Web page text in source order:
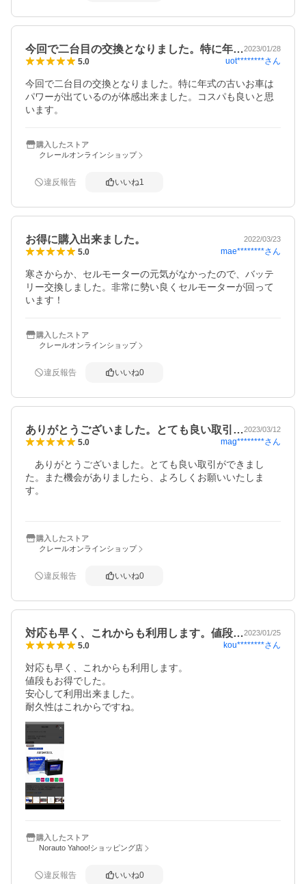
今回で二台目の交換となりました。特に年…2023/01/28
5.0 uot********さん
今回で二台目の交換となりました。特に年式の古いお車は
パワーが出ているのが体感出来ました。コスパも良いと思
います。
購入したストア
クレールオンラインショップ
違反報告 いいね1
お得に購入出来ました。 2022/03/23
5.0 mae********さん
寒さからか、セルモーターの元気がなかったので、バッテ
リー交換しました。非常に勢い良くセルモーターが回って
います！
購入したストア
クレールオンラインショップ
違反報告 いいね0
ありがとうございました。とても良い取引…2023/03/12
5.0 mag********さん
ありがとうございました。とても良い取引ができまし
た。また機会がありましたら、よろしくお願いいたしま
す。
購入したストア
クレールオンラインショップ
違反報告 いいね0
対応も早く、これからも利用します。値段…2023/01/25
5.0 kou********さん
対応も早く、これからも利用します。
値段もお得でした。
安心して利用出来ました。
耐久性はこれからですね。
購入したストア
Norauto Yahoo!ショッピング店
違反報告 いいね0